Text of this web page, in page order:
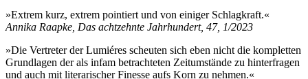
»Extrem kurz, extrem pointiert und von einiger Schlagkraft.«
Annika Raapke, Das achtzehnte Jahrhundert, 47, 1/2023
»Die Vertreter der Lumiéres scheuten sich eben nicht die kompletten
Grundlagen der als infam betrachteten Zeitumstände zu hinterfragen
und auch mit literarischer Finesse aufs Korn zu nehmen.«